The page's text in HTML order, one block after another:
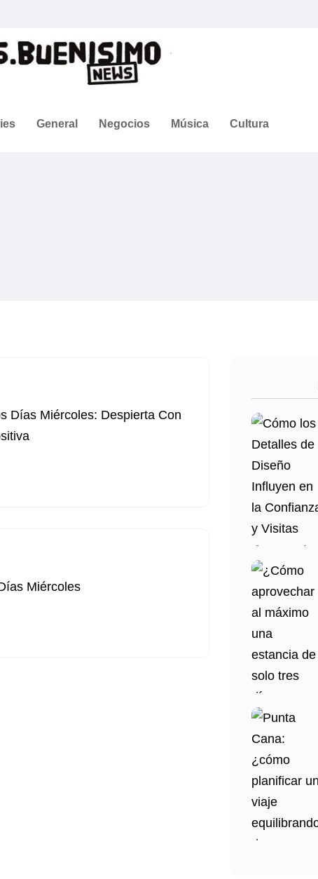
General Negocios Música Cultura
Días Miércoles: Despierta Con
Miércoles